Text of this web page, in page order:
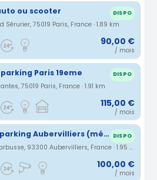
ou scooter DISPO
Sérurier, 75019 Paris, France · 1.89 km
90,00 €
/ mois
Paris 19eme DISPO
75019 Paris, France · 1.91 km
115,00 €
/ mois
Place de parking Aubervilliers (métro Aubervilliers - Pantin - Quatre Chemins Ligne 7) DISPO
Rue Henri Barbusse, 93300 Aubervilliers, France · 1.95 km
100,00 €
/ mois